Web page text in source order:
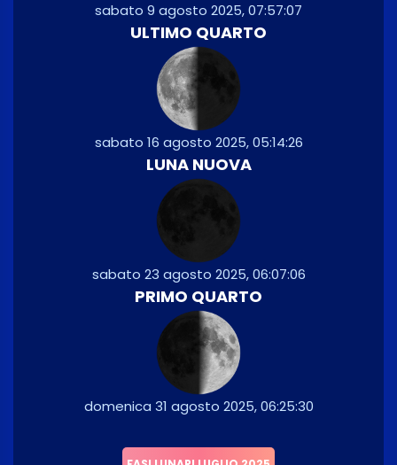
sabato 9 agosto 2025, 07:57:07
ULTIMO QUARTO
sabato 16 agosto 2025, 05:14:26
LUNA NUOVA
sabato 23 agosto 2025, 06:07:06
PRIMO QUARTO
domenica 31 agosto 2025, 06:25:30